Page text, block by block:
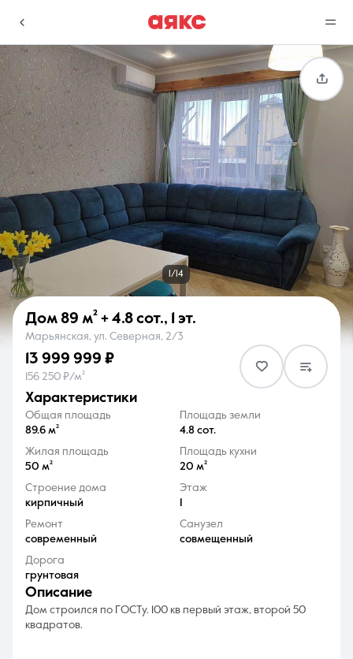
г. Краснодар
Избранное
0 объявлений
Сравнение
0 объявлений
Недвижимость Услуги
О компании
8 (861) 297-00-00
Ежедневно с 08:30 до 20:00
1/14
Дом 89 м² + 4.8 сот., 1 эт.
Марьянская, ул. Северная, 2/3
13 999 999 ₽
156 250 ₽/м²
характеристики
Общая площадь
89.6 м²
Площадь земли
4.8 сот.
Жилая площадь
50 м²
Площадь кухни
20 м²
Строение дома
кирпичный
Этаж
Ремонт
современный
Санузел
совмещенный
Дорога
грунтовая
описание
Дом cтpоился по ГOCТу. 100 кв первый этаж, втoрoй 50
квадpaтов.